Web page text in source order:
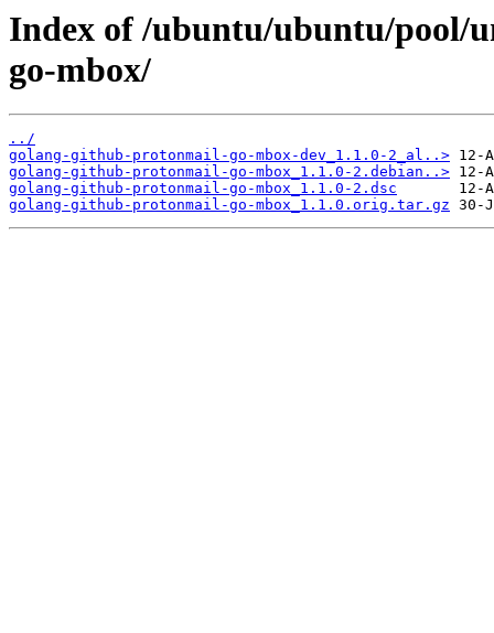
Index of /ubuntu/ubuntu/pool/
go-mbox/
../
golang-github-protonmail-go-mbox-dev_1.1.0-2_al..>
golang-github-protonmail-go-mbox_1.1.0-2.debian..>
golang-github-protonmail-go-mbox_1.1.0-2.dsc
golang-github-protonmail-go-mbox_1.1.0.orig.tar.gz